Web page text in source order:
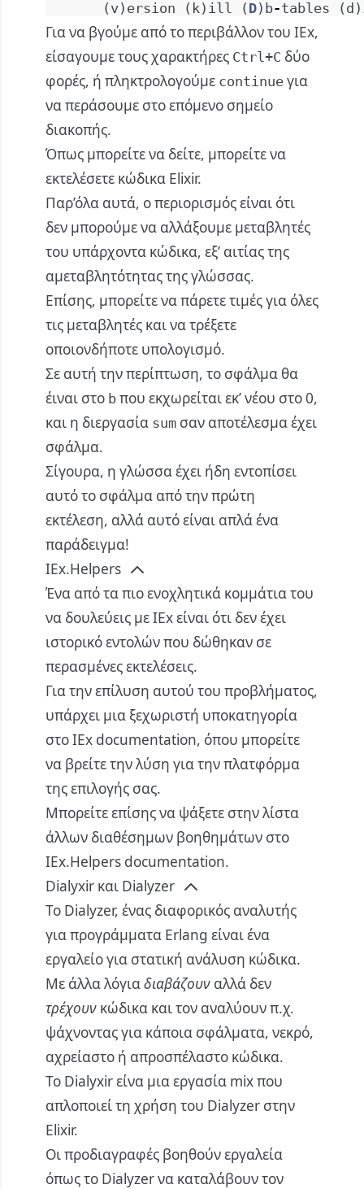
( v) ersion ( k) ill ( D) b-tables ( d )
Για να βγούμε από το περιβάλλον του IEx,
είσαγουμε τους χαρακτήρες Ctrl+C δύο
φορές, ή πληκτρολογούμε continue για
να περάσουμε στο επόμενο σημείο
διακοπής.
Όπως μπορείτε να δείτε, μπορείτε να
εκτελέσετε κώδικα Elixir.
Παρ’όλα αυτά, ο περιορισμός είναι ότι
δεν μπορούμε να αλλάξουμε μεταβλητές
του υπάρχοντα κώδικα, εξ’ αιτίας της
αμεταβλητότητας της γλώσσας.
Επίσης, μπορείτε να πάρετε τιμές για όλες
τις μεταβλητές και να τρέξετε
οποιονδήποτε υπολογισμό.
Σε αυτή την περίπτωση, το σφάλμα θα
έιναι στο b που εκχωρείται εκ’ νέου στο 0,
και η διεργασία sum σαν αποτέλεσμα έχει
σφάλμα.
Σίγουρα, η γλώσσα έχει ήδη εντοπίσει
αυτό το σφάλμα από την πρώτη
εκτέλεση, αλλά αυτό είναι απλά ένα
παράδειγμα!
IEx.Helpers
Ένα από τα πιο ενοχλητικά κομμάτια του
να δουλεύεις με IEx είναι ότι δεν έχει
ιστορικό εντολών που δώθηκαν σε
περασμένες εκτελέσεις.
Για την επίλυση αυτού του προβλήματος,
υπάρχει μια ξεχωριστή υποκατηγορία
στοIEx documentation, όπου μπορείτε
να βρείτε την λύση για την πλατφόρμα
της επιλογής σας.
Μπορείτε επίσης να ψάξετε στην λίστα
άλλων διαθέσημων βοηθημάτων στο
IEx.Helpers documentation.
Dialyxir και Dialyzer
Το Dialyzer, ένας διαφορικός αναλυτής
για προγράμματα Erlang είναι ένα
εργαλείο για στατική ανάλυση κώδικα.
Με άλλα λόγιαδιαβάζουν αλλά δεν
τρέχουν κώδικα και τον αναλύουν π.χ.
ψάχνοντας για κάποια σφάλματα, νεκρό,
αχρείαστο ή απροσπέλαστο κώδικα.
Το Dialyxirείνα μια εργασία mix που
απλοποιεί τη χρήση του Dialyzer στην
Elixir.
Οι προδιαγραφές βοηθούν εργαλεία
όπως το Dialyzer να καταλάβουν τον